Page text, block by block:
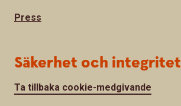
Press
Säkerhet och integritet
Ta tillbaka cookie-medgivande